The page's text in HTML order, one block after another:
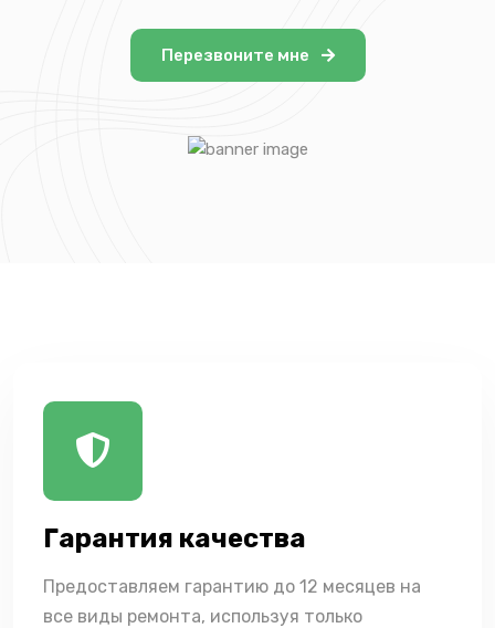
Перезвоните мне
Гарантия качества
Предоставляем гарантию до 12 месяцев на
все виды ремонта, используя только